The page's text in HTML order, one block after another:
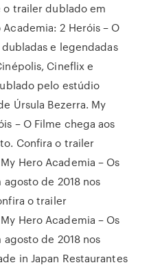
o trailer dublado em
2 Heróis – O
e legendadas
Cineflix e
pelo estúdio
Úrsula Bezerra. My
– O Filme chega aos
Confira o trailer
Hero Academia – Os
de 2018 nos
o trailer
Hero Academia – Os
de 2018 nos
in Japan Restaurantes